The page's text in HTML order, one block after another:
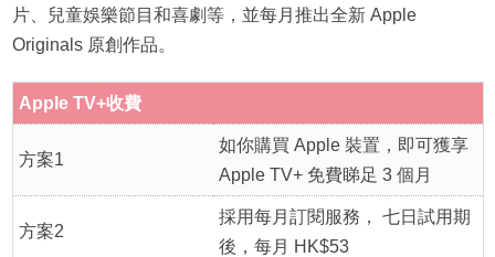
片、兒童娛樂節目和喜劇等，並每月推出全新 Apple
Originals 原創作品。
Apple TV+收費
方案1
如你購買 Apple 裝置，即可獲享
Apple TV+ 免費睇足 3 個月
方案2
採用每月訂閱服務， 七日試用期
後，每月 HK$53